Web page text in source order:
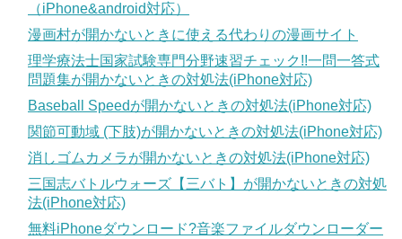
（iPhone&android対応）
漫画村が開かないときに使える代わりの漫画サイト
理学療法士国家試験専門分野速習チェック!!一問一答式
問題集が開かないときの対処法(iPhone対応)
Baseball Speedが開かないときの対処法(iPhone対応)
関節可動域 (下肢)が開かないときの対処法(iPhone対応)
消しゴムカメラが開かないときの対処法(iPhone対応)
三国志バトルウォーズ【三バト】が開かないときの対処
法(iPhone対応)
無料iPhoneダウンロード?音楽ファイルダウンローダー